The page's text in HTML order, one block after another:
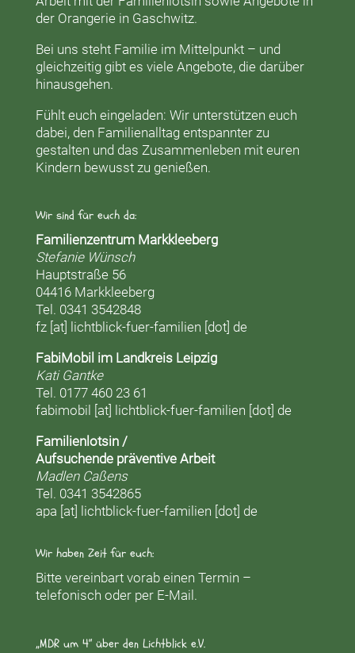
der Orangeriein Gaschwitz.
Bei uns steht Familie im Mittelpunkt – und
gleichzeitig gibt es viele Angebote, die darüber
hinausgehen.
Fühlt euch eingeladen: Wir unterstützen euch
dabei, den Familienalltag entspannter zu
gestalten und das Zusammenleben mit euren
Kindern bewusst zu genießen.
Wir sind für euch da:
Familienzentrum Markkleeberg
Stefanie Wünsch
Hauptstraße 56
04416 Markkleeberg
Tel. 0341 3542848
fz [at] lichtblick-fuer-familien [dot] de
FabiMobil im Landkreis Leipzig
Kati Gantke
Tel. 0177 460 23 61
fabimobil [at] lichtblick-fuer-familien [dot] de
Familienlotsin /
Aufsuchende präventive Arbeit
Madlen Caßens
Tel. 0341 3542865
apa [at] lichtblick-fuer-familien [dot] de
Wir haben Zeit für euch:
Bitte vereinbart vorab einen Termin –
telefonisch oder per E-Mail.
„MDR um 4“ über den Lichtblick e.V.